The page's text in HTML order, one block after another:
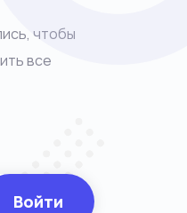
чтобы
все
Войти